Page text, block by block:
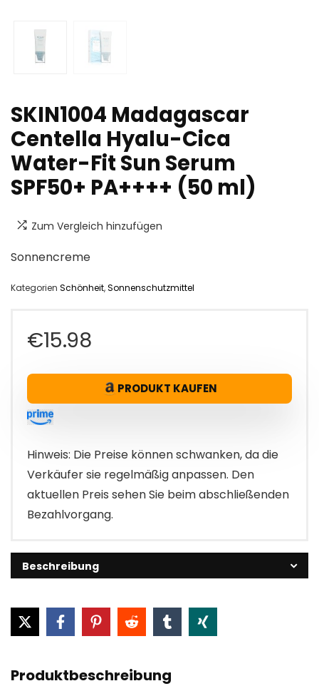
SKIN1004 Madagascar
Centella Hyalu-Cica
Water-Fit Sun Serum
SPF50+ PA++++ (50 ml)
Zum Vergleich hinzufügen
Sonnencreme
Kategorien Schönheit,Sonnenschutzmittel
€15.98
PRODUKT KAUFEN
Hinweis: Die Preise können schwanken, da die
Verkäufer sie regelmäßig anpassen. Den
aktuellen Preis sehen Sie beim abschließenden
Bezahlvorgang.
Beschreibung
Produktbeschreibung